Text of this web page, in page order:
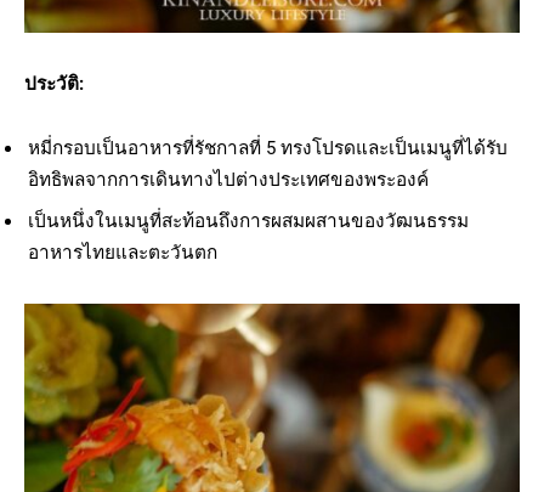
ประวัติ:
หมี่กรอบเป็นอาหารที่รัชกาลที่ 5 ทรงโปรดและเป็นเมนูที่ได้รับ
อิทธิพลจากการเดินทางไปต่างประเทศของพระองค์
เป็นหนึ่งในเมนูที่สะท้อนถึงการผสมผสานของวัฒนธรรม
อาหารไทยและตะวันตก